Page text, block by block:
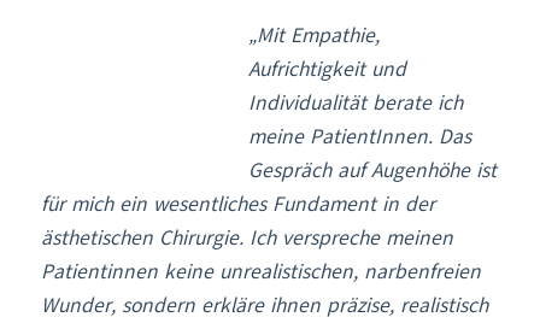
„Mit Empathie,
Aufrichtigkeit und
Individualität berate ich
meine PatientInnen. Das
Gespräch auf Augenhöhe ist
für mich ein wesentliches Fundament in der
ästhetischen Chirurgie. Ich verspreche meinen
Patientinnen keine unrealistischen, narbenfreien
Wunder, sondern erkläre ihnen präzise, realistisch